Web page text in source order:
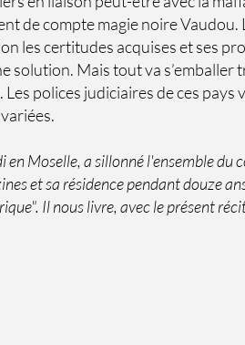
de compte magie noire
les certitudes acquises et ses
solution. Mais tout va s’emballer
Les polices judiciaires de ces
en Moselle, a sillonné l'ensemble
et sa résidence pendant douze
Il nous livre, avec le présent